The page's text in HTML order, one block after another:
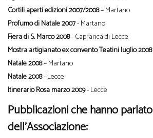
Cortili aperti edizioni 2007/2008– Martano
Profumo di Natale 2007- Martano
Fiera di S. Marco 2008- Caprarica di Lecce
Mostra artigianato ex convento Teatini luglio 2008
Natale 2008– Martano
Natale 2008- Lecce
Itinerario Rosa marzo 2009- Lecce
Pubblicazioni che hanno parlato
dell’Associazione: